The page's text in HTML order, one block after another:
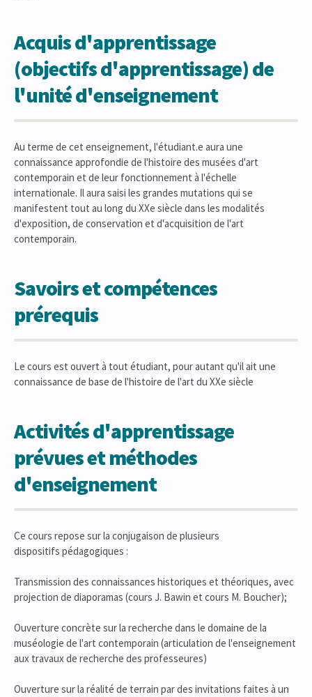
Acquis d'apprentissage
(objectifs d'apprentissage) de
l'unité d'enseignement
Au terme de cet enseignement, l'étudiant.e aura une
connaissance approfondie de l'histoire des musées d'art
contemporain et de leur fonctionnement à l'échelle
internationale. Il aura saisi les grandes mutations qui se
manifestent tout au long du XXe siècle dans les modalités
d'exposition, de conservation et d'acquisition de l'art
contemporain.
Savoirs et compétences
prérequis
Le cours est ouvert à tout étudiant, pour autant qu'il ait une
connaissance de base de l'histoire de l'art du XXe siècle
Activités d'apprentissage
prévues et méthodes
d'enseignement
Ce cours repose sur la conjugaison de plusieurs
dispositifs pédagogiques :
Transmission des connaissances historiques et théoriques, avec
projection de diaporamas (cours J. Bawin et cours M. Boucher);
Ouverture concrète sur la recherche dans le domaine de la
muséologie de l'art contemporain (articulation de l'enseignement
aux travaux de recherche des professeures)
Ouverture sur la réalité de terrain par des invitations faites à un